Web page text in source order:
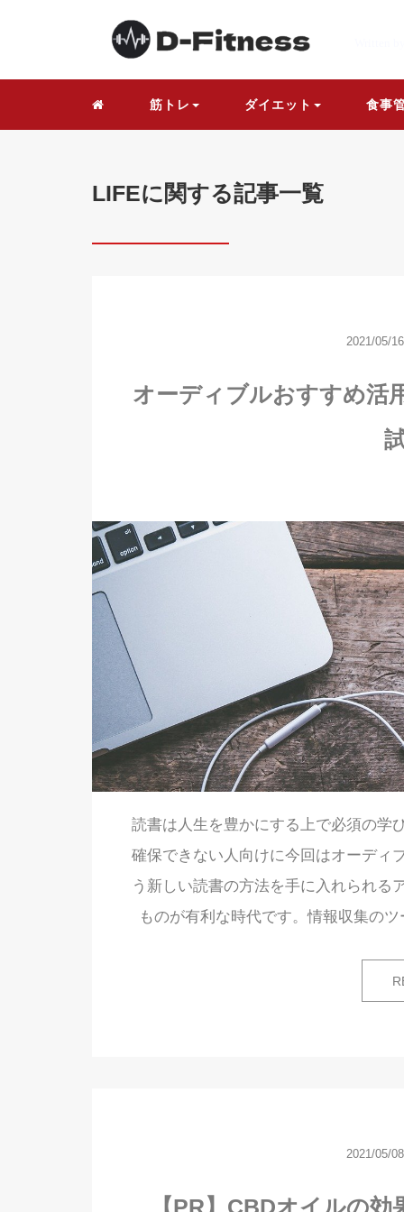
筋トレ ダイエット 食事
LIFEに関する記事一覧
2021/05/16
オーディブルおすすめ活
読書は人生を豊かにする上で必須の学
確保できない人向けに今回はオーディ
う新しい読書の方法を手に入れられる
ものが有利な時代です。情報収集の
2021/05/08
【PR】CBDオイルの